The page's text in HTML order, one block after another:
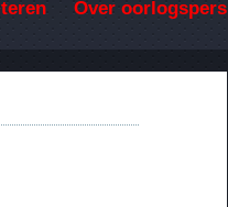
Over oorlogspers